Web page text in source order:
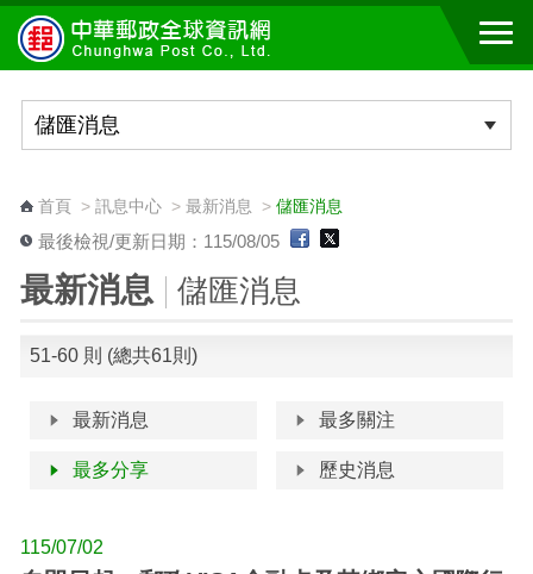
跳到主要內容區塊
首頁> 訊息中心> 最新消息 > 儲匯消息
最後檢視/更新日期：115/08/05
最新消息 儲匯消息
51-60 則 (總共61則)
最新消息 最多關注
最多分享 歷史消息
115/07/02